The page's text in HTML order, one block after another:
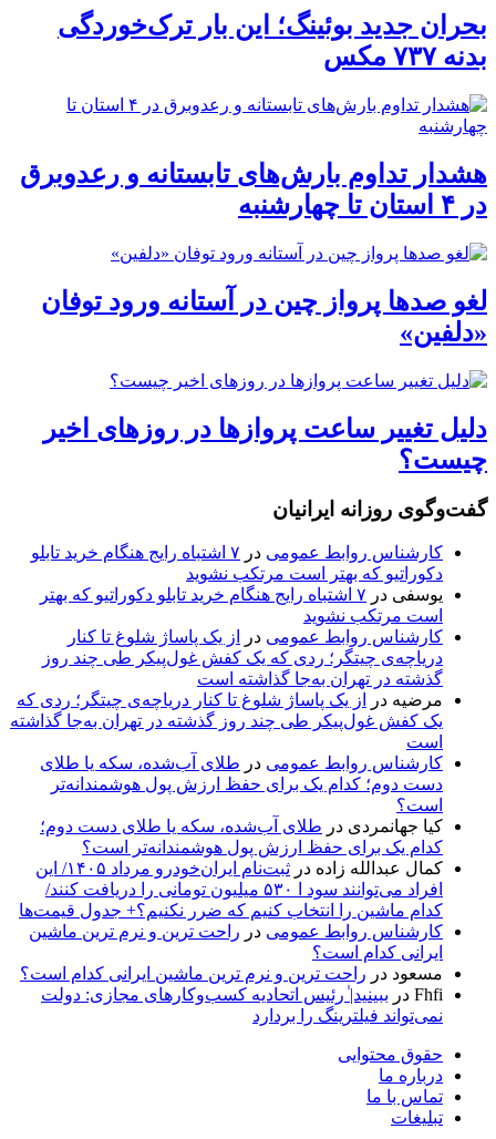
بحران جدید بوئینگ؛ این بار ترک‌خوردگی
بدنه ۷۳۷ مکس
هشدار تداوم بارش‌های تابستانه و رعدوبرق
در ۴ استان تا چهارشنبه
لغو صدها پرواز چین در آستانه ورود توفان
«دلفین»
دلیل تغییر ساعت پروازها در روزهای اخیر
چیست؟
گفت‌وگوی روزانه ایرانیان
کارشناس روابط عمومی در
۷ اشتباه رایج هنگام خرید تابلو
دکوراتیو که بهتر است مرتکب نشوید
یوسفی در
۷ اشتباه رایج هنگام خرید تابلو دکوراتیو که بهتر
است مرتکب نشوید
کارشناس روابط عمومی در
از یک پاساژ شلوغ تا کنار
دریاچه‌ی چیتگر؛ ردی که یک کفش غول‌پیکر طی چند روز
گذشته در تهران به‌جا گذاشته است
مرضیه در
از یک پاساژ شلوغ تا کنار دریاچه‌ی چیتگر؛ ردی که
یک کفش غول‌پیکر طی چند روز گذشته در تهران به‌جا گذاشته
است
کارشناس روابط عمومی در طلای آب‌شده، سکه یا طلای
دست دوم؛ کدام یک برای حفظ ارزش پول هوشمندانه‌تر
است؟
کیا جهانمردی در طلای آب‌شده، سکه یا طلای دست دوم؛
کدام یک برای حفظ ارزش پول هوشمندانه‌تر است؟
کمال عبدالله زاده در
ثبت‌نام ایران‌خودرو مرداد ۱۴۰۵/ این
افراد می‌توانند سود ا ۵۳۰ میلیون تومانی را دریافت کنند/
کدام ماشین را انتخاب کنیم که ضرر نکنیم؟+ جدول قیمت‌ها
کارشناس روابط عمومی در راحت ترین و نرم ترین ماشین
ایرانی کدام است؟
مسعود در راحت ترین و نرم ترین ماشین ایرانی کدام است؟
Fhfi در ببینید| ٰرئیس اتحادیه کسب‌وکارهای مجازی: دولت
نمی‌تواند فیلترینگ را بردارد
حقوق محتوایی
درباره ما
تماس با ما
تبلیغات